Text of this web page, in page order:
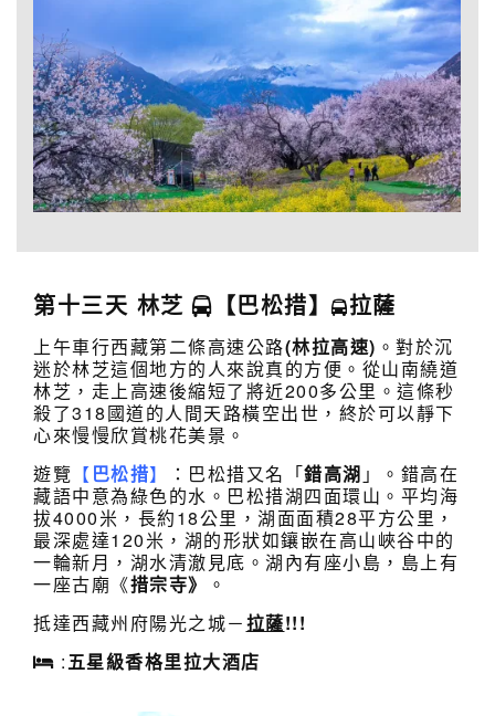
第十三天 林芝 【巴松措】 拉薩
上午車行西藏第二條高速公路(林拉高速) 。對於沉
迷於林芝這個地方的人來說真的方便。從山南繞道
林芝，走上高速後縮短了將近200多公里。這條秒
殺了318國道的人間天路橫空出世，終於可以靜下
心來慢慢欣賞桃花美景。
遊覽 【巴松措】 ：巴松措又名「錯高湖 」。錯高在
藏語中意為綠色的水。巴松措湖四面環山。平均海
拔4000米，長約18公里，湖面面積28平方公里，
最深處達120米，湖的形狀如鑲嵌在高山峽谷中的
一輪新月，湖水清澈見底。湖內有座小島，島上有
一座古廟《措宗寺》
。
抵達西藏州府陽光之城－拉薩!!!
:五星級香格里拉大酒店